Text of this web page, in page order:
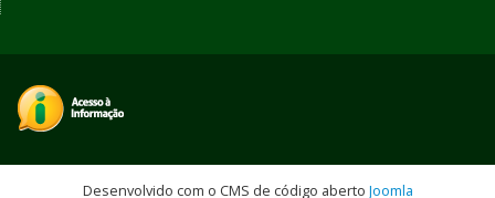
Desenvolvido com o CMS de código aberto Joomla